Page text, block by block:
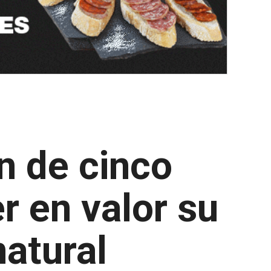
de cinco
en valor su